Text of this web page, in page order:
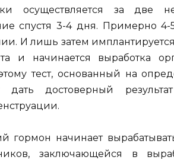
осуществляется за две
спустя 3-4 дня. Примерно
И лишь затем
и начинается выработка
тест, основанный на
достоверный
гормон начинает
заключающейся в